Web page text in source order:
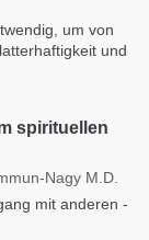
um von
und
spirituellen
Nagy M.D.
mit anderen -